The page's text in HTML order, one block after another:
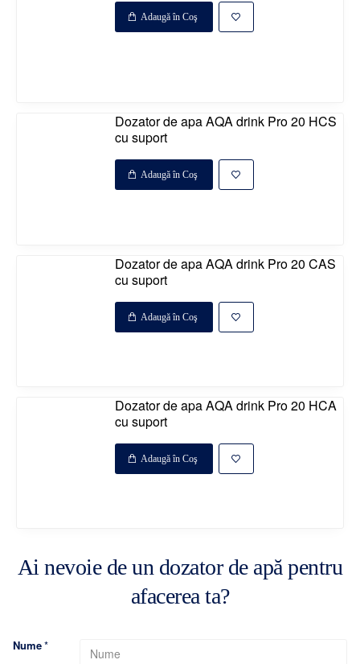
Adaugă în Coş
Dozator de apa AQA drink Pro 20 HCS
cu suport
Adaugă în Coş
Dozator de apa AQA drink Pro 20 CAS
cu suport
Adaugă în Coş
Disponibil la comanda
Dozator de apa AQA drink Pro 20 HCA
cu suport
Adaugă în Coş
Ai nevoie de un dozator de apă pentru
afacerea ta?
Nume